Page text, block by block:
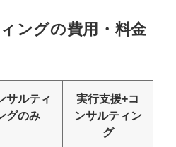
ングの費用・料金
サルティ
グのみ
実行支援+コ
ンサルティン
グ